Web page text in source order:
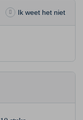
Ik weet het niet